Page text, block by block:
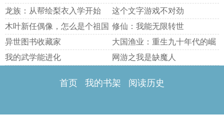
龙族：从帮绘梨衣入学开始
这个文字游戏不对劲
木叶新任偶像，怎么是个祖国
人？
修仙：我能无限转世
异世图书收藏家
大国渔业：重生九十年代的崛
起
我的武学能进化 网游之我是缺魔人
首页 我的书架 阅读历史